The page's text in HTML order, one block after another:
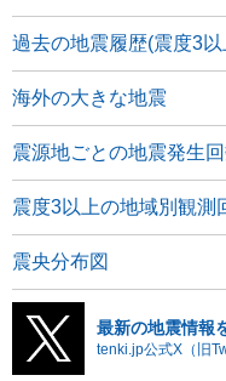
過去の地震履歴(震度3以
海外の大きな地震
震源地ごとの地震発生
震度3以上の地域別観測
震央分布図
最新の地震情報
tenki.jp公式X（旧